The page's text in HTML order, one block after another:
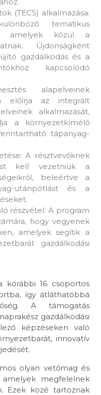
(TECS) alkalmazása:
tematikus
amelyek közül a
Újdonságként
gazdálkodás és a
kapcsolódó
alapelveinek
előírja az integrált
alkalmazását,
a környezetkímélő
tápanyag-
A résztvevőknek
kell vezetniük a
beleértve a
utánpótlást és a
részvétel: A program
hogy vegyenek
amelyek segítik a
gazdálkodási
korábbi 16 csoportos
így átláthatóbbá
A támogatás
gazdálkodási
képzéseken való
innovatív
olyan vetőmag és
amelyek megfelelnek
Ezek közé tartoznak